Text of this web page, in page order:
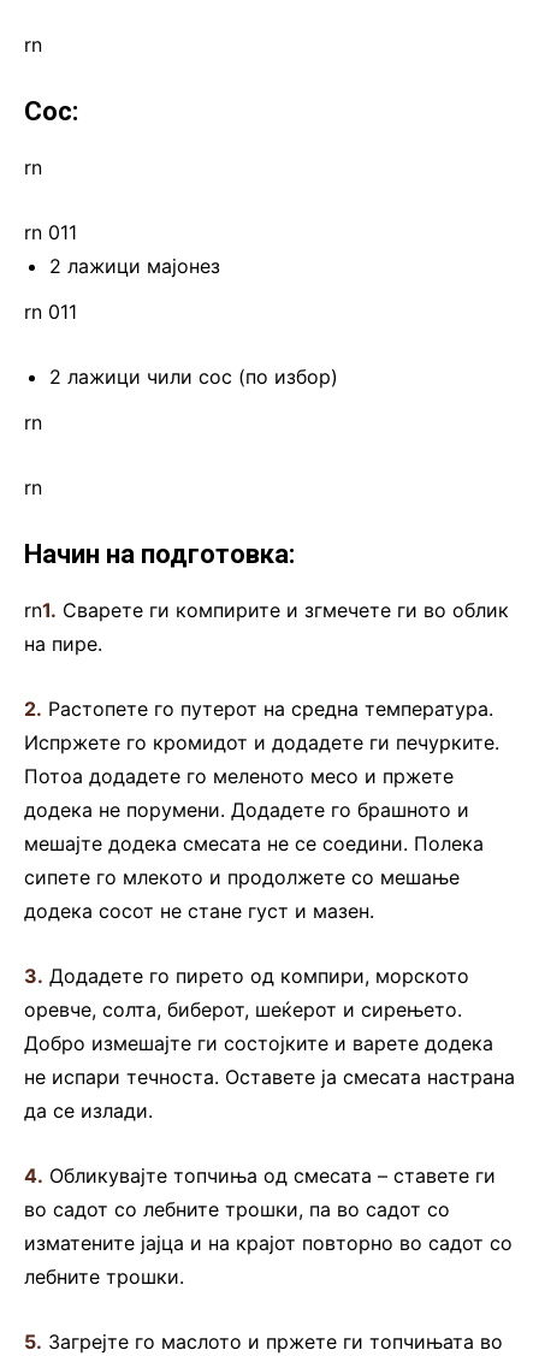
rn
Сос:
rn
rn 011
2 лажици мајонез
rn 011
2 лажици чили сос (по избор)
rn
rn
Начин на подготовка:
rn1. Сварете ги компирите и згмечете ги во облик
на пире.
2. Растопете го путерот на средна температура.
Испржете го кромидот и додадете ги печурките.
Потоа додадете го меленото месо и пржете
додека не порумени. Додадете го брашното и
мешајте додека смесата не се соедини. Полека
сипете го млекото и продолжете со мешање
додека сосот не стане густ и мазен.
3. Додадете го пирето од компири, морското
оревче, солта, биберот, шеќерот и сирењето.
Добро измешајте ги состојките и варете додека
не испари течноста. Оставете ја смесата настрана
да се излади.
4. Обликувајте топчиња од смесата – ставете ги
во садот со лебните трошки, па во садот со
изматените јајца и на крајот повторно во садот со
лебните трошки.
5. Загрејте го маслото и пржете ги топчињата во